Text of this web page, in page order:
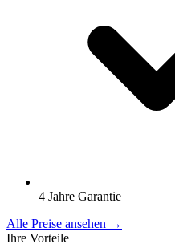
4 Jahre Garantie
Alle Preise ansehen →
Ihre Vorteile